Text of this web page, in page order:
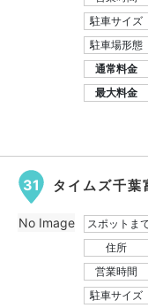
駐車サイズ
駐車場形態
通常料金
最大料金
31 タイムズ千葉
スポットま
住所
営業時間
駐車サイズ
No Image